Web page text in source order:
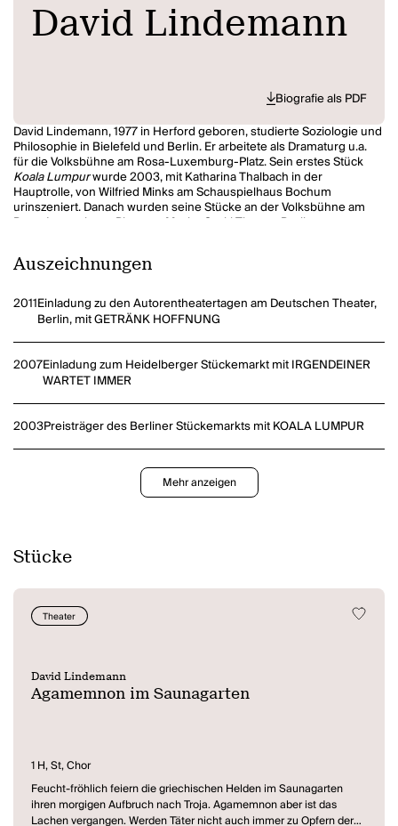
David Lindemann
Biografie als PDF
David Lindemann, 1977 in Herford geboren, studierte Soziologie und
Philosophie in Bielefeld und Berlin. Er arbeitete als Dramaturg u.a.
für die Volksbühne am Rosa-Luxemburg-Platz. Sein erstes Stück
Koala Lumpurwurde 2003, mit Katharina Thalbach in der
Hauptrolle, von Wilfried Minks am Schauspielhaus Bochum
urinszeniert. Danach wurden seine Stücke an der Volksbühne am
Rosa-Luxemburg-Platz, am Maxim Gorki Theater Berlin, am
vom Deutschlandradio in seiner Regie produziert und urgesendet.
David Lindemann lebt in Berlin.
Auszeichnungen
2011Einladung zu den Autorentheatertagen am Deutschen Theater,
Berlin, mit GETRÄNK HOFFNUNG
2007Einladung zum Heidelberger Stückemarkt mit IRGENDEINER
WARTET IMMER
2003Preisträger des Berliner Stückemarkts mit KOALA LUMPUR
Mehr anzeigen
Stücke
Theater
David Lindemann
Agamemnon im Saunagarten
1 H, St, Chor
Feucht-fröhlich feiern die griechischen Helden im Saunagarten
ihren morgigen Aufbruch nach Troja. Agamemnon aber ist das
Lachen vergangen. Werden Täter nicht auch immer zu Opfern der